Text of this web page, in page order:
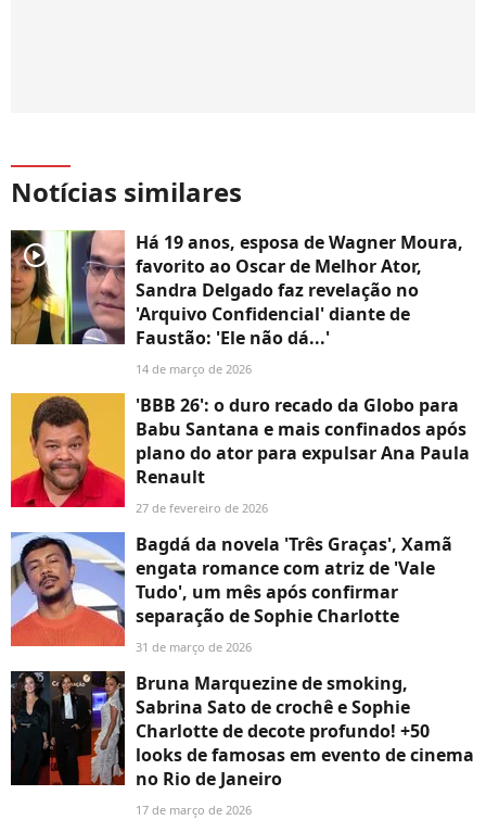
Notícias similares
player2
Há 19 anos, esposa de Wagner Moura,
favorito ao Oscar de Melhor Ator,
Sandra Delgado faz revelação no
'Arquivo Confidencial' diante de
Faustão: 'Ele não dá...'
14 de março de 2026
'BBB 26': o duro recado da Globo para
Babu Santana e mais confinados após
plano do ator para expulsar Ana Paula
Renault
27 de fevereiro de 2026
Bagdá da novela 'Três Graças', Xamã
engata romance com atriz de 'Vale
Tudo', um mês após confirmar
separação de Sophie Charlotte
31 de março de 2026
Bruna Marquezine de smoking,
Sabrina Sato de crochê e Sophie
Charlotte de decote profundo! +50
looks de famosas em evento de cinema
no Rio de Janeiro
17 de março de 2026